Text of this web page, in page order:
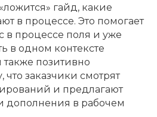
гайд, какие
в процессе. Это помогает
в процессе поля и уже
в одном контексте
позитивно
что заказчики смотрят
и предлагают
дополнения в рабочем